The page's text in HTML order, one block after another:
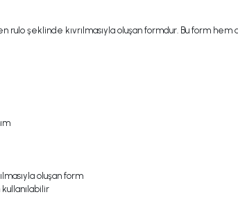
rulo şeklinde kıvrılmasıyla oluşan formdur. Bu form
oluşan form